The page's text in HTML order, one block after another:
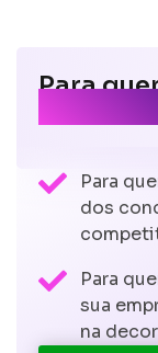
Para
Para
dos
Para
sua
na